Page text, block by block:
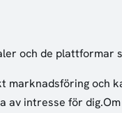
och de plattformar
och
intresse för